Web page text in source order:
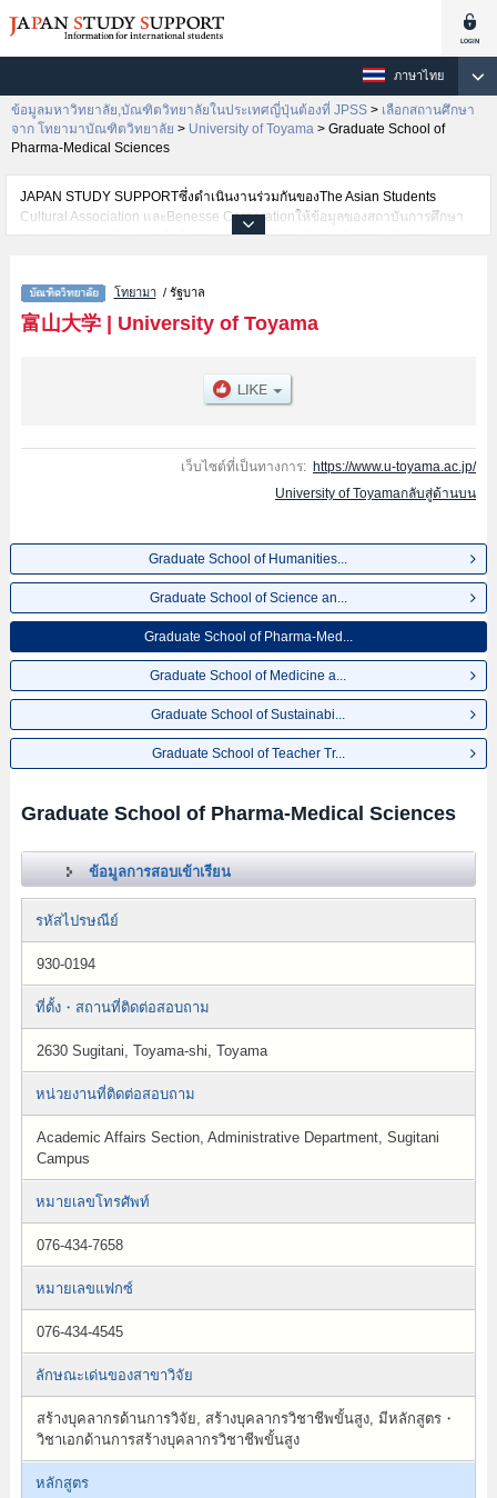
ภาษาไทย
ข้อมูลมหาวิทยาลัย,บัณฑิตวิทยาลัยในประเทศญี่ปุ่นต้องที่ JPSS > เลือกสถานศึกษา
จาก โทยามาบัณฑิตวิทยาลัย > University of Toyama > Graduate School of
Pharma-Medical Sciences
JAPAN STUDY SUPPORTซึ่งดำเนินงานร่วมกันของThe Asian Students
Cultural Association และBenesse Corporationให้ข้อมูลของสถาบันการศึกษา
ระดับมหาวิทยาลัย・บัณฑิตวิทยาลัย・วิทยาลัยระดับอนุปริญญา・วิทยาลัย
ชาติเช่นGraduate School of Humanities, Arts, and Social
SciencesหรือGraduate School of Science and EngineeringหรือGraduate
School of Pharma-Medical SciencesหรือGraduate School of Medicine and
Studies（Master' Course）หรือGraduate School of Teacher Training
Development เป็นต้น,ข้อมูลของแต่ละสาขาวิจัย,ข้อมูลการสอบคัดเลือกเข้าศึกษา
โทยามา/ รัฐบาล
富山大学| University of Toyama
เว็บไซต์ที่เป็นทางการ: https://www.u-toyama.ac.jp/
University of Toyamaกลับสู่ด้านบน
Graduate School of Humanities...
Graduate School of Science an...
Graduate School of Pharma-Med...
Graduate School of Medicine a...
Graduate School of Sustainabi...
Graduate School of Teacher Tr...
Graduate School of Pharma-Medical Sciences
ข้อมูลการสอบเข้าเรียน
รหัสไปรษณีย์
930-0194
ที่ตั้ง・สถานที่ติดต่อสอบถาม
2630 Sugitani, Toyama-shi, Toyama
หน่วยงานที่ติดต่อสอบถาม
Academic Affairs Section, Administrative Department, Sugitani
Campus
หมายเลขโทรศัพท์
076-434-7658
หมายเลขแฟกซ์
076-434-4545
ลักษณะเด่นของสาขาวิจัย
สร้างบุคลากรด้านการวิจัย, สร้างบุคลากรวิชาชีพขั้นสูง, มีหลักสูตร・
วิชาเอกด้านการสร้างบุคลากรวิชาชีพขั้นสูง
หลักสูตร